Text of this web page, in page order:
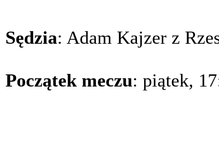
Sędzia: Adam Kajzer z
Początek meczu: piątek,